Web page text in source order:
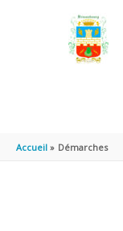
Accueil Démarches